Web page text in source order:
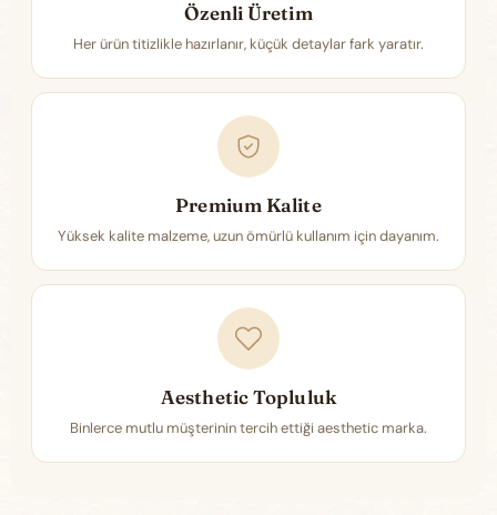
Özenli Üretim
Her ürün titizlikle hazırlanır, küçük detaylar fark yaratır.
Premium Kalite
Yüksek kalite malzeme, uzun ömürlü kullanım için dayanım.
Aesthetic Topluluk
Binlerce mutlu müşterinin tercih ettiği aesthetic marka.